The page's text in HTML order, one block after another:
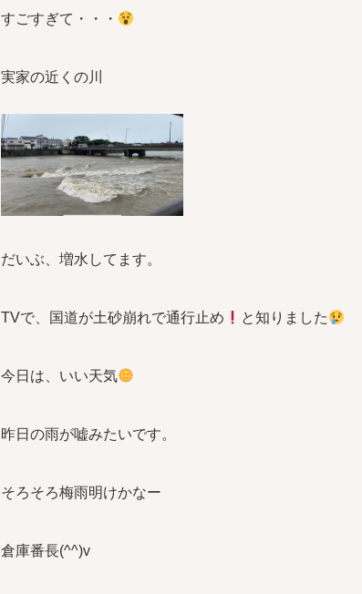
すごすぎて・・・
実家の近くの川
だいぶ、増水してます。
TVで、国道が土砂崩れで通行止め と知りました
今日は、いい天気
昨日の雨が嘘みたいです。
そろそろ梅雨明けかなー
倉庫番長(^^)v